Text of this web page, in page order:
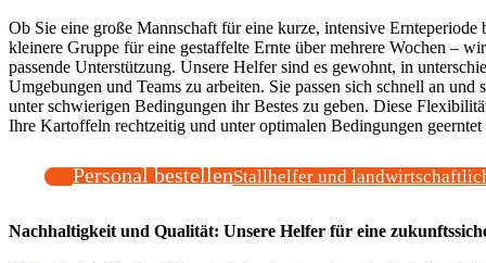
Ob Sie eine große Mannschaft für eine kurze, intensive Ernteperiode
kleinere Gruppe für eine gestaffelte Ernte über mehrere Wochen –
passende Unterstützung. Unsere Helfer sind es gewohnt, in
Umgebungen und Teams zu arbeiten. Sie passen sich schnell an und
unter schwierigen Bedingungen ihr Bestes zu geben. Diese
Ihre Kartoffeln rechtzeitig und unter optimalen Bedingungen geerntet
Personal bestellenStallhelfer und
Nachhaltigkeit und Qualität: Unsere Helfer für eine